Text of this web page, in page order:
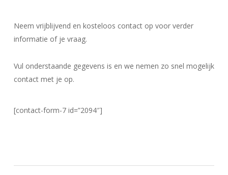
Neem vrijblijvend en kosteloos contact op voor verder
informatie of je vraag.
Vul onderstaande gegevens is en we nemen zo snel mogelijk
contact met je op.
[contact-form-7 id=”2094″]